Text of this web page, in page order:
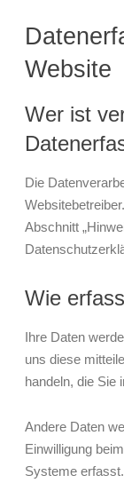
Website
Wer ist
Die
Abschnitt
Wie
Ihre Daten
uns diese
handeln, die Sie
Andere Daten
Einwilligung
Systeme